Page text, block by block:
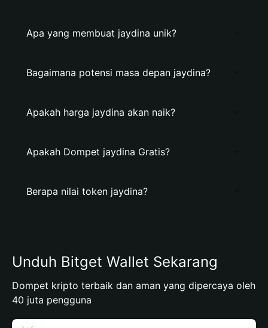
Apa yang membuat jaydina unik?
Bagaimana potensi masa depan jaydina?
Apakah harga jaydina akan naik?
Apakah Dompet jaydina Gratis?
Berapa nilai token jaydina?
Unduh Bitget Wallet Sekarang
Dompet kripto terbaik dan aman yang dipercaya oleh
40 juta pengguna